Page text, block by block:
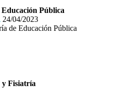
Pública
24/04/2023
de Educación Pública
y Fisiatría